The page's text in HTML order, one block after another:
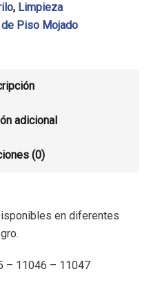
, Limpieza
Piso Mojado
adicional
(0)
en diferentes
– 11046 – 11047